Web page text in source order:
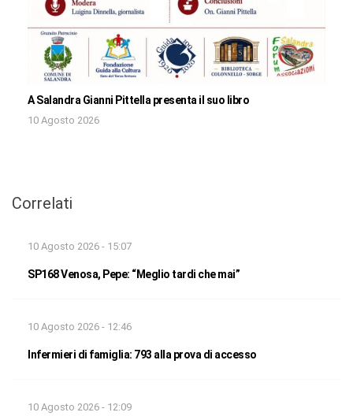
A Salandra Gianni Pittella presenta il suo libro
10 Agosto 2026
Correlati
10 Agosto 2026 - 15:07
SP168 Venosa, Pepe: “Meglio tardi che mai”
10 Agosto 2026 - 12:46
Infermieri di famiglia: 793 alla prova di accesso
10 Agosto 2026 - 12:09